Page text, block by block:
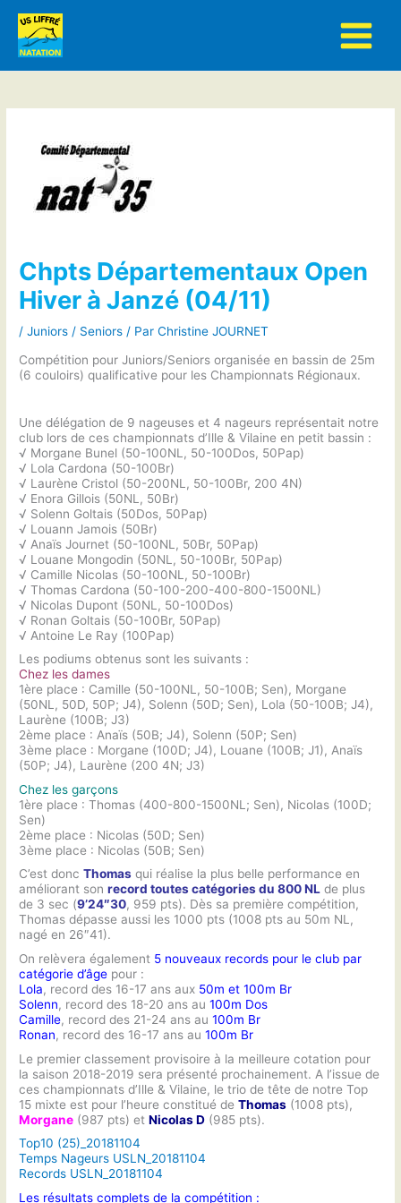
contenu
Chpts Départementaux Open
Hiver à Janzé (04/11)
/Juniors / Seniors / ParChristine JOURNET
Compétition pour Juniors/Seniors organisée en bassin de 25m
(6 couloirs) qualificative pour les Championnats Régionaux.
Une délégation de 9 nageuses et 4 nageurs représentait notre
club lors de ces championnats d’Ille & Vilaine en petit bassin :
√ Morgane Bunel (50-100NL, 50-100Dos, 50Pap)
√ Lola Cardona (50-100Br)
√ Laurène Cristol (50-200NL, 50-100Br, 200 4N)
√ Enora Gillois (50NL, 50Br)
√ Solenn Goltais (50Dos, 50Pap)
√ Louann Jamois (50Br)
√ Anaïs Journet (50-100NL, 50Br, 50Pap)
√ Louane Mongodin (50NL, 50-100Br, 50Pap)
√ Camille Nicolas (50-100NL, 50-100Br)
√ Thomas Cardona (50-100-200-400-800-1500NL)
√ Nicolas Dupont (50NL, 50-100Dos)
√ Ronan Goltais (50-100Br, 50Pap)
√ Antoine Le Ray (100Pap)
Les podiums obtenus sont les suivants :
Chez les dames
1ère place : Camille (50-100NL, 50-100B; Sen), Morgane
(50NL, 50D, 50P; J4), Solenn (50D; Sen), Lola (50-100B; J4),
Laurène (100B; J3)
2ème place : Anaïs (50B; J4), Solenn (50P; Sen)
3ème place : Morgane (100D; J4), Louane (100B; J1), Anaïs
(50P; J4), Laurène (200 4N; J3)
Chez les garçons
1ère place : Thomas (400-800-1500NL; Sen), Nicolas (100D;
Sen)
2ème place : Nicolas (50D; Sen)
3ème place : Nicolas (50B; Sen)
C’est doncThomas qui réalise la plus belle performance en
améliorant sonrecord toutes catégories du 800 NL de plus
de 3 sec (9’24″30, 959 pts). Dès sa première compétition,
Thomas dépasse aussi les 1000 pts (1008 pts au 50m NL,
nagé en 26″41).
On relèvera également 5 nouveaux records pour le club par
catégorie d’âge pour :
Lola, record des 16-17 ans aux 50m et 100m Br
Solenn, record des 18-20 ans au100m Dos
Camille, record des 21-24 ans au100m Br
Ronan, record des 16-17 ans au100m Br
Le premier classement provisoire à la meilleure cotation pour
la saison 2018-2019 sera présenté prochainement. A l’issue de
ces championnats d’Ille & Vilaine, le trio de tête de notre Top
15 mixte est pour l’heure constitué deThomas (1008 pts),
Morgane (987 pts) etNicolas D (985 pts).
Top10 (25)_20181104
Temps Nageurs USLN_20181104
Records USLN_20181104
Les résultats complets de la compétition :